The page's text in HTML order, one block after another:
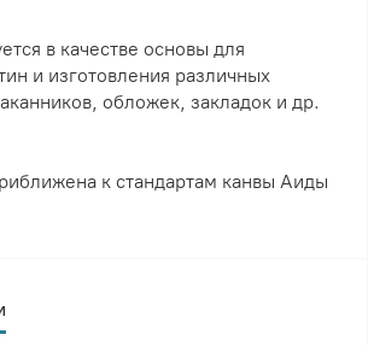
в качестве основы для
и изготовления различных
обложек, закладок и др.
к стандартам канвы Аиды